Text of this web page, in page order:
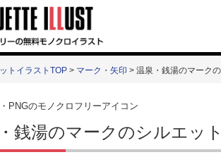
トイラストTOP > マーク・矢印 > 温泉・銭湯のマーク
PNGのモノクロフリーアイコン
銭湯のマークのシルエッ